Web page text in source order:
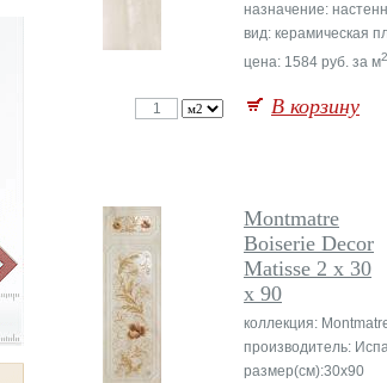
назначение:
вид: керамическая
цена: 1584 руб. за м2
В корзину
Montmatre
Boiserie Decor
Matisse 2 x 30
x 90
коллекция:
производитель:
размер(см):30x90